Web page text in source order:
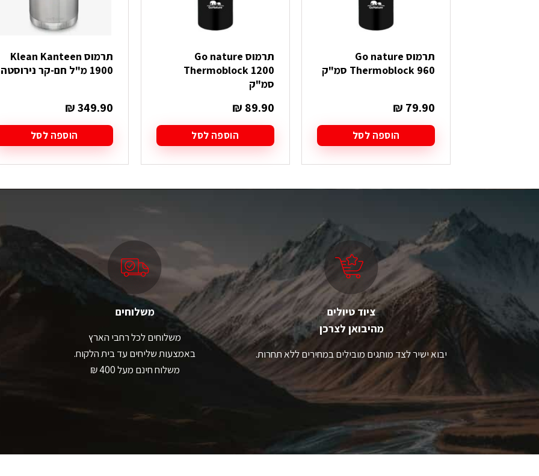
תרמוס Go nature
Thermoblock 960 סמ"ק
₪ 79.90
הוספה לסל
תרמוס Go nature
Thermoblock 1200
סמ"ק
₪ 89.90
הוספה לסל
תרמוס Klean Kanteen
1900 מ"ל חם-קר נירוסטה
₪349.90
הוספה לסל
ציוד טיולים
מהיבואן לצרכן
יבוא ישיר לצד מותגים מובילים במחירים ללא תחרות.
משלוחים
משלוחים לכל רחבי הארץ
באמצעות שליחים עד בית הלקוח.
משלוח חינם מעל 400 ₪